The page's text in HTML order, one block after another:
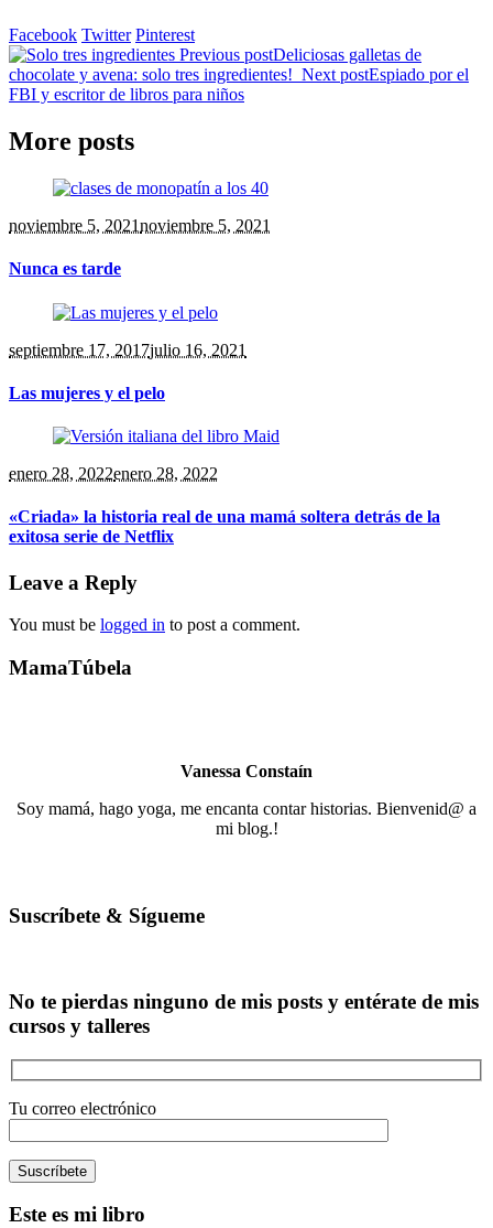
Facebook Twitter Pinterest
Previous postDeliciosas galletas de
chocolate y avena: solo tres ingredientes! Next postEspiado por el
FBI y escritor de libros para niños
More posts
noviembre 5, 2021noviembre 5, 2021
Nunca es tarde
septiembre 17, 2017julio 16, 2021
Las mujeres y el pelo
enero 28, 2022enero 28, 2022
«Criada» la historia real de una mamá soltera detrás de la
exitosa serie de Netflix
Leave a Reply
You must be logged in to post a comment.
MamaTúbela
Vanessa Constaín
Soy mamá, hago yoga, me encanta contar historias. Bienvenid@ a
mi blog.!
Suscríbete & Sígueme
No te pierdas ninguno de mis posts y entérate de mis
cursos y talleres
Tu correo electrónico
Este es mi libro